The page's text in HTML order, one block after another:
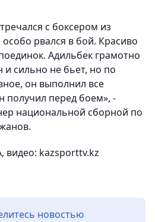
с боксером из
рвался в бой. Красиво
Адильбек грамотно
сильно не бьет, но по
он выполнил все
получил перед боем», -
национальной сборной по
видео: kazsporttv.kz
новостью